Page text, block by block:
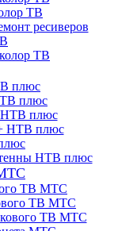
ТВ
ресиверов
ТВ
плюс
плюс
НТВ плюс
НТВ плюс
НТВ плюс
ТВ МТС
ТВ МТС
ТВ МТС